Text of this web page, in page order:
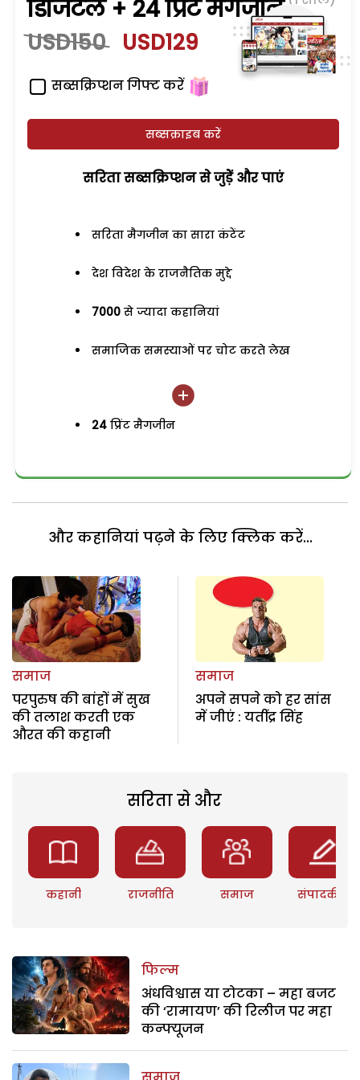
डिजिटल + 24 प्रिंट मैगजीन
USD150 USD129
सब्सक्रिप्शन गिफ्ट करें
सब्सक्राइब करें
सरिता सब्सक्रिप्शन से जुड़ेें और पाएं
सरिता मैगजीन का सारा कंटेंट
देश विदेश के राजनैतिक मुद्दे
7000 से ज्यादा कहानियां
समाजिक समस्याओं पर चोट करते लेख
24 प्रिंट मैगजीन
और कहानियां पढ़ने के लिए क्लिक करें...
समाज
परपुरुष की बांहों में सुख
की तलाश करती एक
औरत की कहानी
समाज
अपने सपने को हर सांस
में जीएं : यतींद्र सिंह
सरिता से और
कहानी राजनीति समाज संपादकीय
फिल्म
अंधविश्वास या टोटका – महा बजट
की ‘रामायण’ की रिलीज पर महा
कन्फ्यूजन